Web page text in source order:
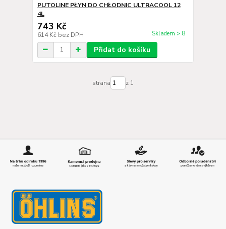
PUTOLINE PŁYN DO CHŁODNIC ULTRACOOL 12
4L
743 Kč
614 Kč bez DPH Skladem > 8
Přidat do košíku
strana z 1